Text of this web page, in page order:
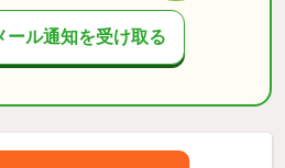
ール通知を受け取る